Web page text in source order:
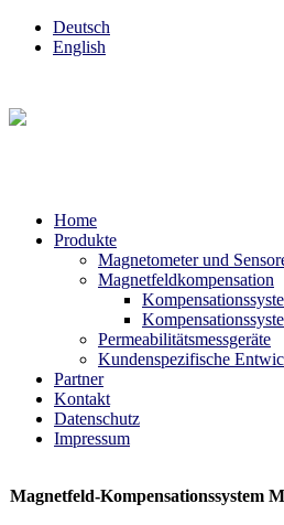
Deutsch
English
Home
Produkte
Magnetometer und
Magnetfeldkompensation
Permeabilitätsmessgeräte
Kundenspezifische
Partner
Kontakt
Datenschutz
Impressum
Magnetfeld-Kompensationssystem